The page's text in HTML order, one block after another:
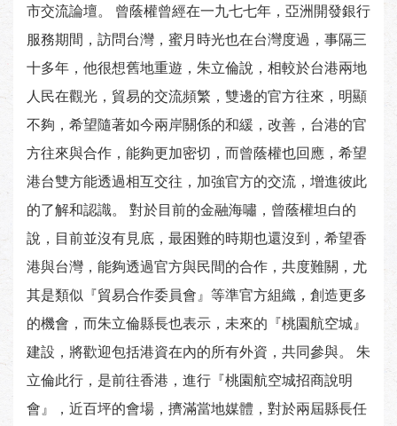
市交流論壇。 曾蔭權曾經在一九七七年，亞洲開發銀行
服務期間，訪問台灣，蜜月時光也在台灣度過，事隔三
十多年，他很想舊地重遊，朱立倫說，相較於台港兩地
人民在觀光，貿易的交流頻繁，雙邊的官方往來，明顯
不夠，希望隨著如今兩岸關係的和緩，改善，台港的官
方往來與合作，能夠更加密切，而曾蔭權也回應，希望
港台雙方能透過相互交往，加強官方的交流，增進彼此
的了解和認識。 對於目前的金融海嘯，曾蔭權坦白的
說，目前並沒有見底，最困難的時期也還沒到，希望香
港與台灣，能夠透過官方與民間的合作，共度難關，尤
其是類似『貿易合作委員會』等準官方組織，創造更多
的機會，而朱立倫縣長也表示，未來的『桃園航空城』
建設，將歡迎包括港資在內的所有外資，共同參與。 朱
立倫此行，是前往香港，進行『桃園航空城招商說明
會』，近百坪的會場，擠滿當地媒體，對於兩屆縣長任